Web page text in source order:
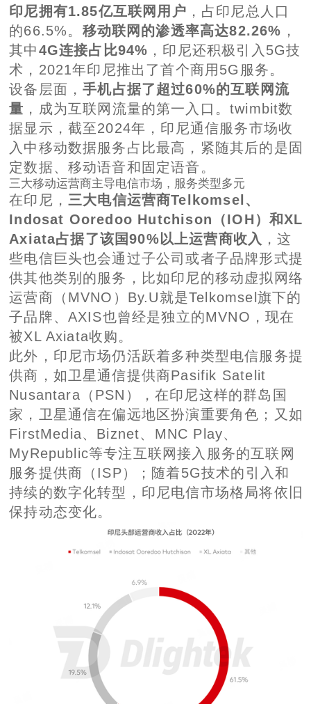
印尼拥有1.85亿互联网用户 ，占印尼总人口
的66.5%。 移动联网的渗透率高达82.26% ，
其中4G连接占比94% ，印尼还积极引入5G技
术，2021年印尼推出了首个商用5G服务。
设备层面，手机占据了超过60%的互联网流
量 ，成为互联网流量的第一入口。twimbit数
据显示，截至2024年，印尼通信服务市场收
入中移动数据服务占比最高，紧随其后的是固
定数据、移动语音和固定语音。
三大移动运营商主导电信市场，服务类型多元
在印尼， 三大电信运营商Telkomsel、
Indosat Ooredoo Hutchison（IOH）和XL
Axiata占据了该国90%以上运营商收入 ，这
些电信巨头也会通过子公司或者子品牌形式提
供其他类别的服务，比如印尼的移动虚拟网络
运营商（MVNO）By.U就是Telkomsel旗下的
子品牌、AXIS也曾经是独立的MVNO，现在
被XL Axiata收购。
此外，印尼市场仍活跃着多种类型电信服务提
供商，如卫星通信提供商Pasifik Satelit
Nusantara（PSN），在印尼这样的群岛国
家，卫星通信在偏远地区扮演重要角色；又如
FirstMedia、Biznet、MNC Play、
MyRepublic等专注互联网接入服务的互联网
服务提供商（ISP）；随着5G技术的引入和
持续的数字化转型，印尼电信市场格局将依旧
保持动态变化。